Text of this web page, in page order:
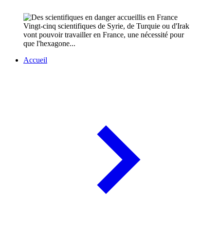
Vingt-cinq scientifiques de Syrie, de Turquie ou d'Irak
vont pouvoir travailler en France, une nécessité pour
que l'hexagone...
Accueil